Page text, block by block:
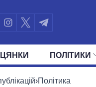
ПОЛIТИКИ
ПОЛІТИКИ ПРЕЗИДЕНТ І ОФІС
›Політика